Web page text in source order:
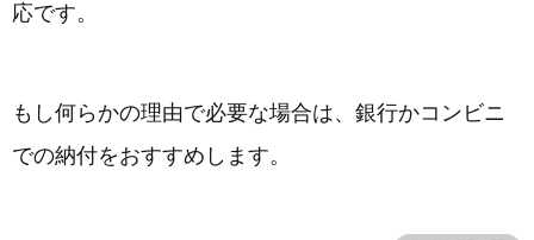
応です。
もし何らかの理由で必要な場合は、銀行かコンビニ
での納付をおすすめします。